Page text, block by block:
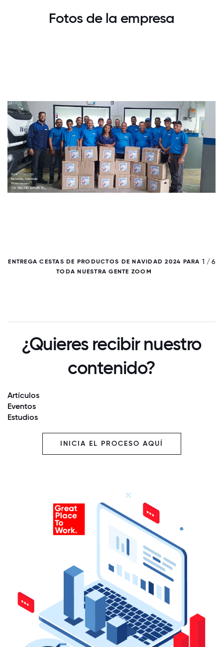
Fotos de la empresa
ENTREGA CESTAS DE PRODUCTOS DE NAVIDAD 2024 PARA
TODA NUESTRA GENTE ZOOM
1 / 6
¿Quieres recibir nuestro
contenido?
Artículos
Eventos
Estudios
INICIA EL PROCESO AQUÍ